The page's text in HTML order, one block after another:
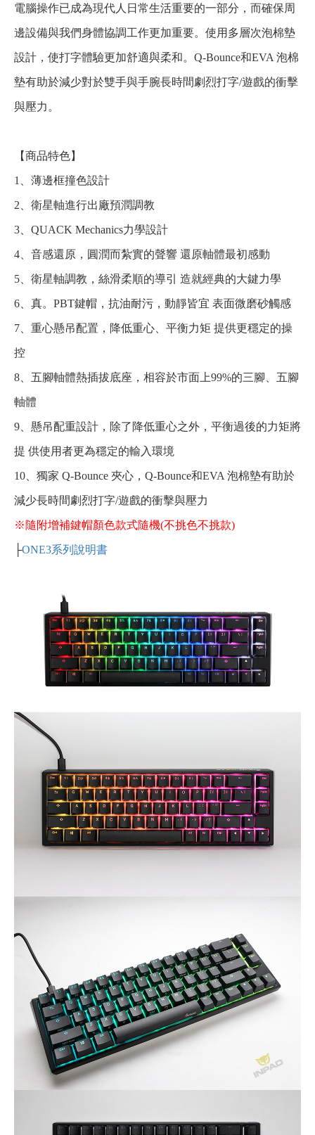
電腦操作已成為現代人日常生活重要的一部分，而確保周
邊設備與我們身體協調工作更加重要。使用多層次泡棉墊
設計，使打字體驗更加舒適與柔和。Q-Bounce和EVA 泡棉
墊有助於減少對於雙手與手腕長時間劇烈打字/遊戲的衝擊
與壓力。
【商品特色】
1、薄邊框撞色設計
2、衛星軸進行出廠預潤調教
3、QUACK Mechanics力學設計
4、音感還原，圓潤而紮實的聲響 還原軸體最初感動
5、衛星軸調教，絲滑柔順的導引 造就經典的大鍵力學
6、真。PBT鍵帽，抗油耐污，動靜皆宜 表面微磨砂觸感
7、重心懸吊配置，降低重心、平衡力矩 提供更穩定的操
控
8、五腳軸體熱插拔底座，相容於市面上99%的三腳、五腳
軸體
9、懸吊配重設計，除了降低重心之外，平衡過後的力矩將
提 供使用者更為穩定的輸入環境
10、獨家 Q-Bounce 夾心，Q-Bounce和EVA 泡棉墊有助於
減少長時間劇烈打字/遊戲的衝擊與壓力
※隨附增補鍵帽顏色款式隨機(不挑色不挑款)
├ONE3系列說明書